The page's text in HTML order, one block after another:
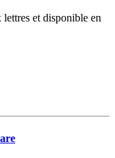
et disponible en